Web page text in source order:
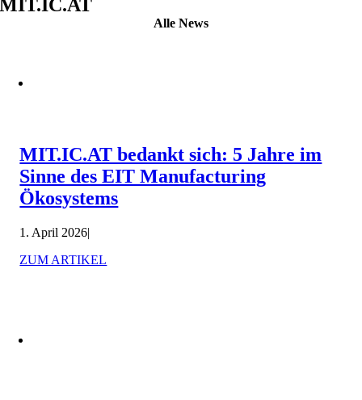
MIT.IC.AT
Alle News
MIT.IC.AT bedankt sich: 5 Jahre im
Sinne des EIT Manufacturing
Ökosystems
1. April 2026|
ZUM ARTIKEL